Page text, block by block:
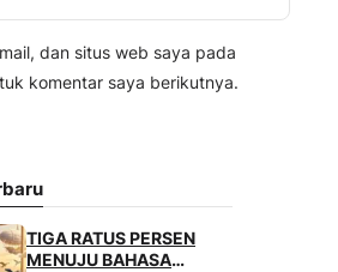
dan situs web saya pada
komentar saya berikutnya.
TIGA RATUS PERSEN
MENUJU BAHASA